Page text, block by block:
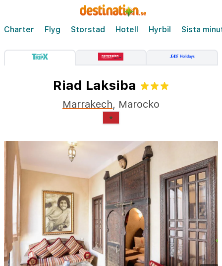
Charter Flyg Storstad Hotell Hyrbil Sista
Riad Laksiba
Marrakech, Marocko